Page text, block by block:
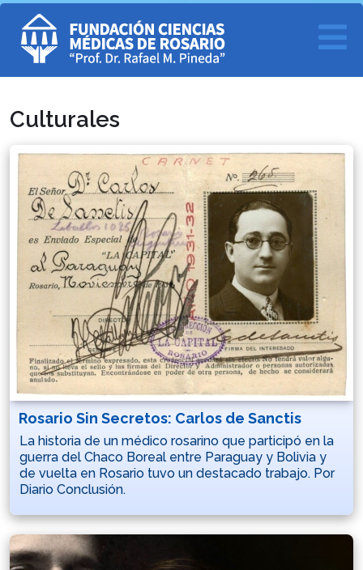
Culturales
Rosario Sin Secretos: Carlos de Sanctis
La historia de un médico rosarino que participó en la
guerra del Chaco Boreal entre Paraguay y Bolivia y
de vuelta en Rosario tuvo un destacado trabajo. Por
Diario Conclusión.